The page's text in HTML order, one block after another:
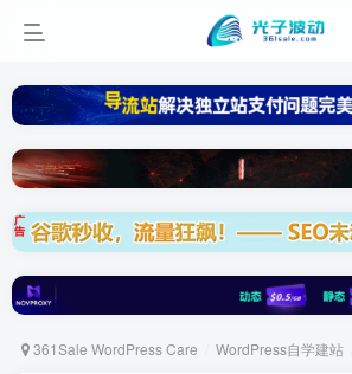
361Sale WordPress Care WordPress自学建站